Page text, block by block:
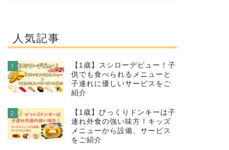
人気記事
1
【1歳】スシローデビュー！子
供でも食べられるメニューと
子連れに優しいサービスをご
紹介
2
【1歳】びっくりドンキーは子
連れ外食の強い味方！キッズ
メニューから設備、サービス
をご紹介